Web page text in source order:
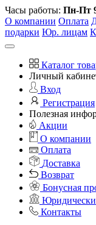
Часы работы: Пн-Пт
О компании Оплата
подарки Юр. лицам
Каталог
Личный
Вход
Регистрация
Полезная
Акции
О компании
Оплата
Доставка
Возврат
Бонусная
Контакты